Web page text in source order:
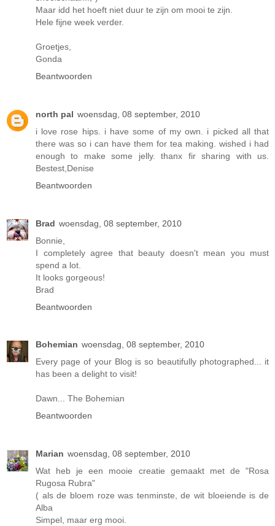
Maar idd het hoeft niet duur te zijn om mooi te zijn.
Hele fijne week verder.
Groetjes,
Gonda
Beantwoorden
north pal woensdag, 08 september, 2010
i love rose hips. i have some of my own. i picked all that
there was so i can have them for tea making. wished i had
enough to make some jelly. thanx fir sharing with us.
Bestest,Denise
Beantwoorden
Brad woensdag, 08 september, 2010
Bonnie,
I completely agree that beauty doesn't mean you must
spend a lot.
It looks gorgeous!
Brad
Beantwoorden
Bohemian woensdag, 08 september, 2010
Every page of your Blog is so beautifully photographed... it
has been a delight to visit!
Dawn... The Bohemian
Beantwoorden
Marian woensdag, 08 september, 2010
Wat heb je een mooie creatie gemaakt met de "Rosa
Rugosa Rubra"
( als de bloem roze was tenminste, de wit bloeiende is de
Alba
Simpel, maar erg mooi.